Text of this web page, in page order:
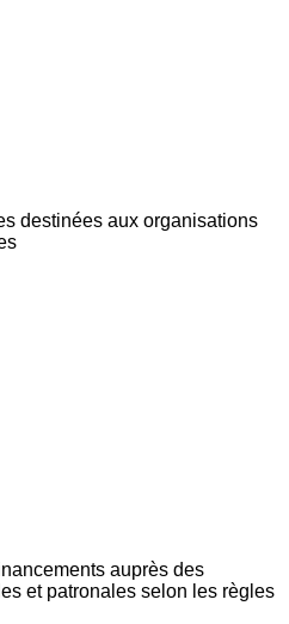
destinées aux organisations
auprès des
et patronales selon les règles